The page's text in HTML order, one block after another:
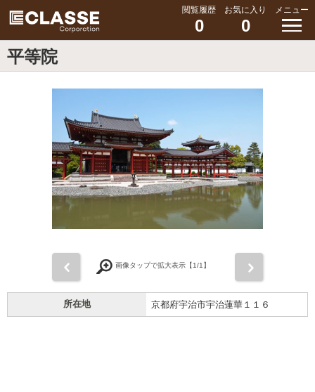
閲覧履歴
0
お気に入り
0
メニュー
平等院
画像タップで拡大表示【1/1】
所在地 京都府宇治市宇治蓮華１１６